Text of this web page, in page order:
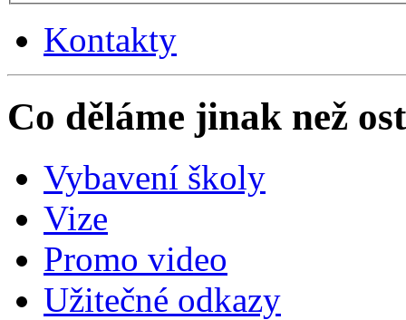
Kontakty
Co děláme jinak než
Vybavení školy
Vize
Promo video
Užitečné odkazy